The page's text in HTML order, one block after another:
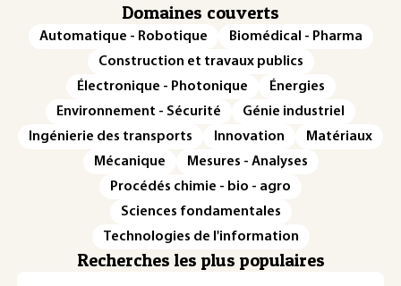
Domaines couverts
Automatique - Robotique
Biomédical - Pharma
Construction et travaux publics
Électronique - Photonique
Énergies
Environnement - Sécurité
Génie industriel
Ingénierie des transports
Innovation
Matériaux
Mécanique
Mesures - Analyses
Procédés chimie - bio - agro
Sciences fondamentales
Technologies de l'information
Recherches les plus populaires